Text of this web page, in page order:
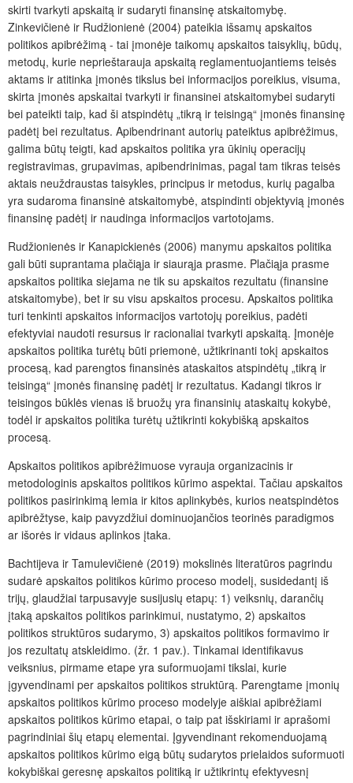
skirti tvarkyti apskaitą ir sudaryti finansinę atskaitomybę.
Zinkevičienė ir Rudžionienė (2004) pateikia išsamų apskaitos
politikos apibrėžimą - tai įmonėje taikomų apskaitos taisyklių, būdų,
metodų, kurie neprieštarauja apskaitą reglamentuojantiems teisės
aktams ir atitinka įmonės tikslus bei informacijos poreikius, visuma,
skirta įmonės apskaitai tvarkyti ir finansinei atskaitomybei sudaryti
bei pateikti taip, kad ši atspindėtų „tikrą ir teisingą“ įmonės finansinę
padėtį bei rezultatus. Apibendrinant autorių pateiktus apibrėžimus,
galima būtų teigti, kad apskaitos politika yra ūkinių operacijų
registravimas, grupavimas, apibendrinimas, pagal tam tikras teisės
aktais neuždraustas taisykles, principus ir metodus, kurių pagalba
yra sudaroma finansinė atskaitomybė, atspindinti objektyvią įmonės
finansinę padėtį ir naudinga informacijos vartotojams.
Rudžionienės ir Kanapickienės (2006) manymu apskaitos politika
gali būti suprantama plačiąja ir siaurąja prasme. Plačiąja prasme
apskaitos politika siejama ne tik su apskaitos rezultatu (finansine
atskaitomybe), bet ir su visu apskaitos procesu. Apskaitos politika
turi tenkinti apskaitos informacijos vartotojų poreikius, padėti
efektyviai naudoti resursus ir racionaliai tvarkyti apskaitą. Įmonėje
apskaitos politika turėtų būti priemonė, užtikrinanti tokį apskaitos
procesą, kad parengtos finansinės ataskaitos atspindėtų „tikrą ir
teisingą“ įmonės finansinę padėtį ir rezultatus. Kadangi tikros ir
teisingos būklės vienas iš bruožų yra finansinių ataskaitų kokybė,
todėl ir apskaitos politika turėtų užtikrinti kokybišką apskaitos
procesą.
Apskaitos politikos apibrėžimuose vyrauja organizacinis ir
metodologinis apskaitos politikos kūrimo aspektai. Tačiau apskaitos
politikos pasirinkimą lemia ir kitos aplinkybės, kurios neatspindėtos
apibrėžtyse, kaip pavyzdžiui dominuojančios teorinės paradigmos
ar išorės ir vidaus aplinkos įtaka.
Bachtijeva ir Tamulevičienė (2019) mokslinės literatūros pagrindu
sudarė apskaitos politikos kūrimo proceso modelį, susidedantį iš
trijų, glaudžiai tarpusavyje susijusių etapų: 1) veiksnių, darančių
įtaką apskaitos politikos parinkimui, nustatymo, 2) apskaitos
politikos struktūros sudarymo, 3) apskaitos politikos formavimo ir
jos rezultatų atskleidimo. (žr. 1 pav.). Tinkamai identifikavus
veiksnius, pirmame etape yra suformuojami tikslai, kurie
įgyvendinami per apskaitos politikos struktūrą. Parengtame įmonių
apskaitos politikos kūrimo proceso modelyje aiškiai apibrėžiami
apskaitos politikos kūrimo etapai, o taip pat išskiriami ir aprašomi
pagrindiniai šių etapų elementai. Įgyvendinant rekomenduojamą
apskaitos politikos kūrimo eigą būtų sudarytos prielaidos suformuoti
kokybiškai geresnę apskaitos politiką ir užtikrintų efektyvesnį